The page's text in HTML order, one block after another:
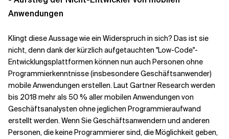
Anwendungen
Klingt diese Aussage wie ein Widerspruch in sich? Das ist sie
nicht, denn dank der kürzlich aufgetauchten "Low-Code"-
Entwicklungsplattformen können nun auch Personen ohne
Programmierkenntnisse (insbesondere Geschäftsanwender)
mobile Anwendungen erstellen. Laut Gartner Research werden
bis 2018 mehr als 50 % aller mobilen Anwendungen von
Geschäftsanalysten ohne jeglichen Programmieraufwand
erstellt werden. Wenn Sie Geschäftsanwendern und anderen
Personen, die keine Programmierer sind, die Möglichkeit geben,